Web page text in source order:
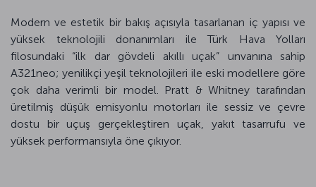
Modern ve estetik bir bakış açısıyla tasarlanan iç yapısı ve
yüksek teknolojili donanımları ile Türk Hava Yolları
filosundaki “ilk dar gövdeli akıllı uçak” unvanına sahip
A321neo; yenilikçi yeşil teknolojileri ile eski modellere göre
çok daha verimli bir model. Pratt & Whitney tarafından
üretilmiş düşük emisyonlu motorları ile sessiz ve çevre
dostu bir uçuş gerçekleştiren uçak, yakıt tasarrufu ve
yüksek performansıyla öne çıkıyor.